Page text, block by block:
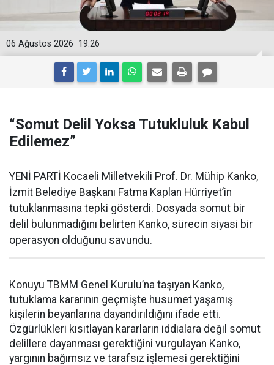
19:26
06 Ağustos 2026
“Somut Delil Yoksa Tutukluluk Kabul
Edilemez”
YENİ PARTİ Kocaeli Milletvekili Prof. Dr. Mühip Kanko,
İzmit Belediye Başkanı Fatma Kaplan Hürriyet’in
tutuklanmasına tepki gösterdi. Dosyada somut bir
delil bulunmadığını belirten Kanko, sürecin siyasi bir
operasyon olduğunu savundu.
Konuyu TBMM Genel Kurulu’na taşıyan Kanko,
tutuklama kararının geçmişte husumet yaşamış
kişilerin beyanlarına dayandırıldığını ifade etti.
Özgürlükleri kısıtlayan kararların iddialara değil somut
delillere dayanması gerektiğini vurgulayan Kanko,
yargının bağımsız ve tarafsız işlemesi gerektiğini